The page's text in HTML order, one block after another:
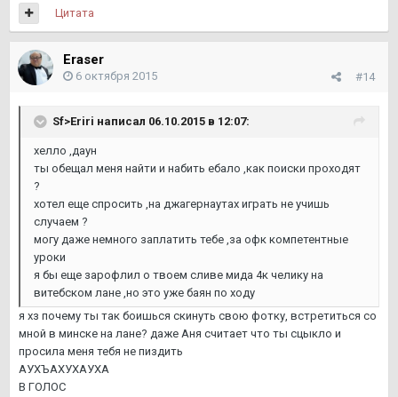
Цитата
Eraser
#14
6 октября 2015
Sf>Eriri написал 06.10.2015 в 12:07:
хелло ,даун
ты обещал меня найти и набить ебало ,как поиски проходят
?
хотел еще спросить ,на джагернаутах играть не учишь
случаем ?
могу даже немного заплатить тебе ,за офк компетентные
уроки
я бы еще зарофлил о твоем сливе мида 4к челику на
витебском лане ,но это уже баян по ходу
я хз почему ты так боишься скинуть свою фотку, встретиться со
мной в минске на лане? даже Аня считает что ты сцыкло и
просила меня тебя не пиздить
АУХЪАХУХАУХА
В ГОЛОС